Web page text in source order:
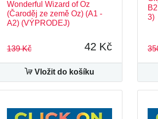
Wonderful Wizard of Oz
(Čaroděj ze země Oz) (A1 -
A2) (VÝPRODEJ)
139 Kč 42 Kč
Vložit do košíku
3)